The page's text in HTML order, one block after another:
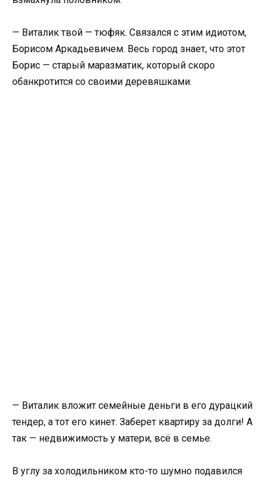
— Виталик твой — тюфяк. Связался с этим идиотом,
Борисом Аркадьевичем. Весь город знает, что этот
Борис — старый маразматик, который скоро
обанкротится со своими деревяшками.
— Виталик вложит семейные деньги в его дурацкий
тендер, а тот его кинет. Заберет квартиру за долги! А
так — недвижимость у матери, всё в семье.
В углу за холодильником кто-то шумно подавился